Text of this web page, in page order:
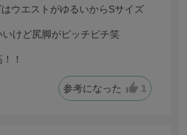
ウエストがゆるいからSサイズ
けど尻脚がピッチピチ笑
！
参考になった 1